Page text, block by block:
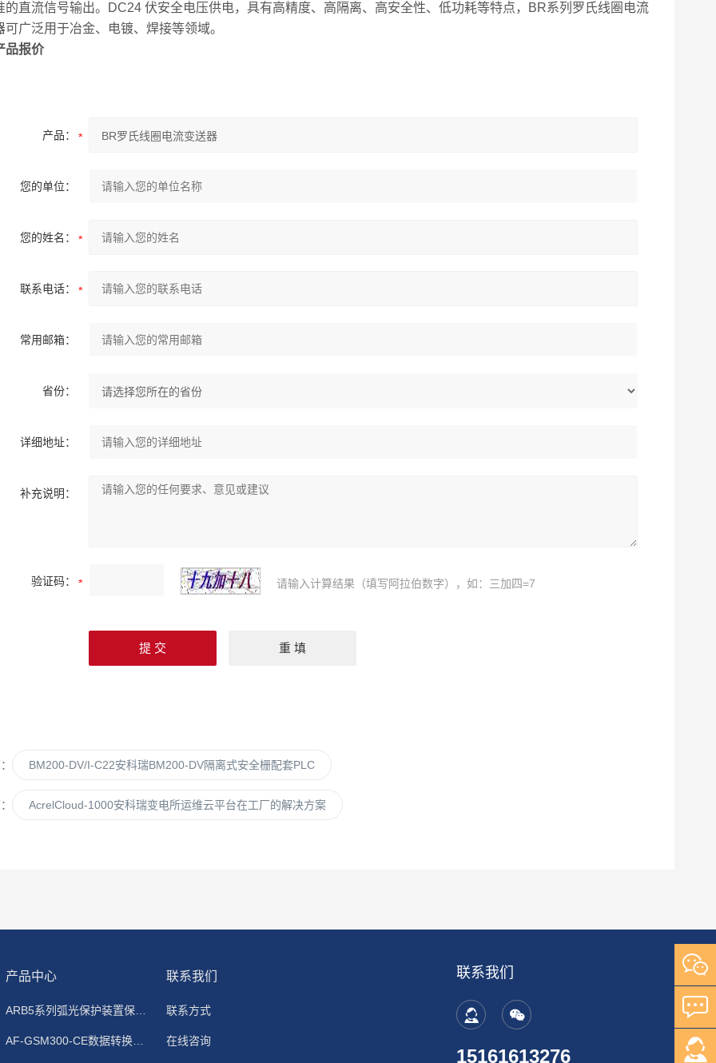
的直流信号输出。DC24 伏安全电压供电，具有高精度、高隔离、高安全性、低功耗等特点，BR系列罗氏线圈电流
可广泛用于冶金、电镀、焊接等领域。
品报价
产品：
您的单位：
您的姓名：
联系电话：
常用邮箱：
省份：
详细地址：
补充说明：
验证码： 请输入计算结果（填写阿拉伯数字），如：三加四=7
BM200-DV/I-C22安科瑞BM200-DV隔离式安全栅配套PLC
AcrelCloud-1000安科瑞变电所运维云平台在工厂的解决方案
产品中心
ARB5系列弧光保护装置保护功能原理
AF-GSM300-CE数据转换模块
联系我们
联系方式
在线咨询
联系我们
15161613276